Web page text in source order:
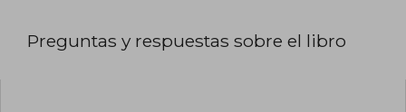
Preguntas y respuestas sobre el libro